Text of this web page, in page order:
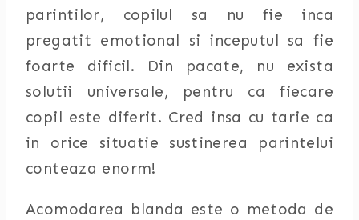
parintilor, copilul sa nu fie inca
pregatit emotional si inceputul sa fie
foarte dificil. Din pacate, nu exista
solutii universale, pentru ca fiecare
copil este diferit. Cred insa cu tarie ca
in orice situatie sustinerea parintelui
conteaza enorm!
Acomodarea blanda este o metoda de